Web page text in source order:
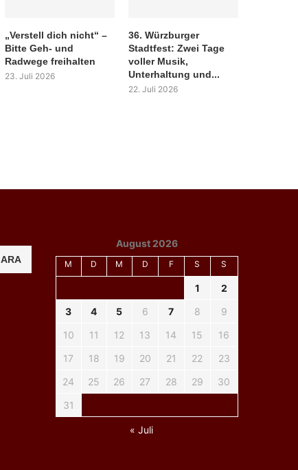
„Verstell dich nicht“ –
Bitte Geh- und
Radwege freihalten
23. Juli 2026
36. Würzburger
Stadtfest: Zwei Tage
voller Musik,
Unterhaltung und...
22. Juli 2026
ARA
August 2026
M D M D F S S
1
2
3
4 5 6 7 8
9
10
11 12 13 14 15
16
17
18 19 20 21 22
23
24
25 26 27 28 29
30
31
« Juli